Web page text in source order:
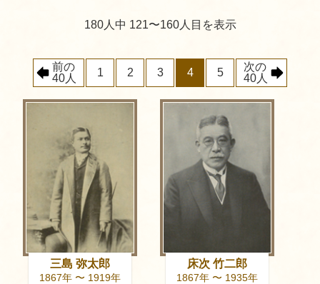
180人中 121〜160人目を表示
前の
40人
1 2 3 4 5
次の
40人
三島 弥太郎
1867年 〜 1919年
床次 竹二郎
1867年 〜 1935年